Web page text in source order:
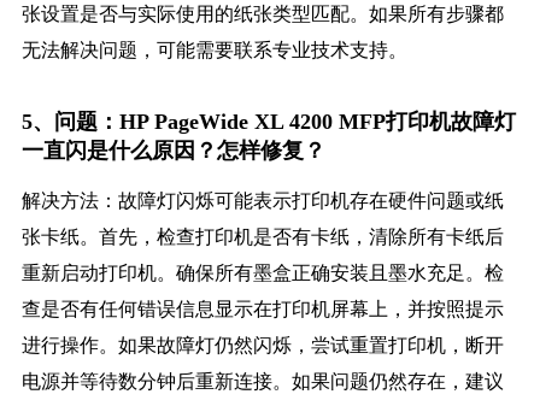
张设置是否与实际使用的纸张类型匹配。如果所有步骤都
无法解决问题，可能需要联系专业技术支持。
5、问题：HP PageWide XL 4200 MFP打印机故障灯
一直闪是什么原因？怎样修复？
解决方法：故障灯闪烁可能表示打印机存在硬件问题或纸
张卡纸。首先，检查打印机是否有卡纸，清除所有卡纸后
重新启动打印机。确保所有墨盒正确安装且墨水充足。检
查是否有任何错误信息显示在打印机屏幕上，并按照提示
进行操作。如果故障灯仍然闪烁，尝试重置打印机，断开
电源并等待数分钟后重新连接。如果问题仍然存在，建议